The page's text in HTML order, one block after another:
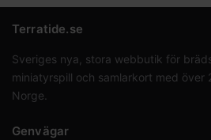
Terratide.se
Sveriges nya, stora webbutik för
miniatyrspill och samlarkort med över
Norge.
Genvägar